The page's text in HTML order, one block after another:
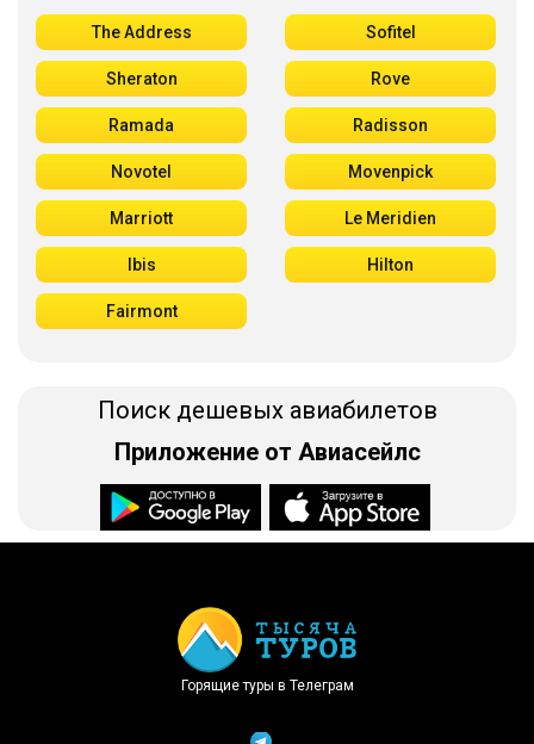
The Address Sofitel
Sheraton Rove
Ramada Radisson
Novotel Movenpick
Marriott Le Meridien
Ibis Hilton
Fairmont
Поиск дешевых авиабилетов
Приложение от Авиасейлс
Горящие туры в Телеграм